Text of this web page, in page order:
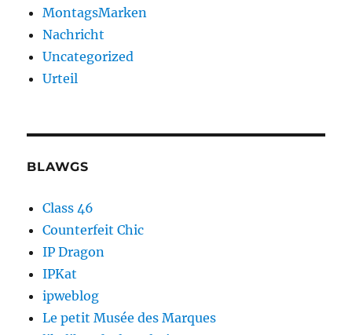
MontagsMarken
Nachricht
Uncategorized
Urteil
BLAWGS
Class 46
Counterfeit Chic
IP Dragon
IPKat
ipweblog
Le petit Musée des Marques